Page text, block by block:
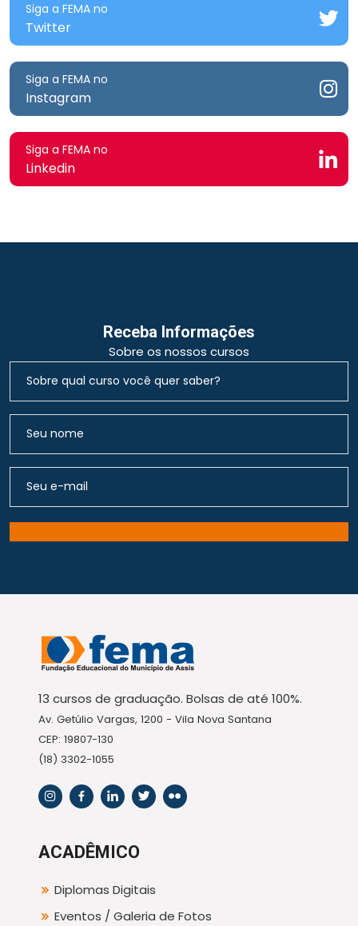
Siga a FEMA no
Twitter
Siga a FEMA no
Instagram
Siga a FEMA no
Linkedin
Receba Informações
Sobre os nossos cursos
13 cursos de graduação. Bolsas de até 100%.
Av. Getúlio Vargas, 1200 - Vila Nova Santana
CEP: 19807-130
(18) 3302-1055
ACADÊMICO
Diplomas Digitais
Eventos / Galeria de Fotos